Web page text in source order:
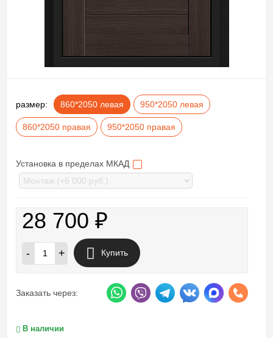
размер: 860*2050 левая 950*2050 левая
860*2050 правая 950*2050 правая
Установка в пределах МКАД
28 700 ₽
- + Купить
Заказать через:
В наличии